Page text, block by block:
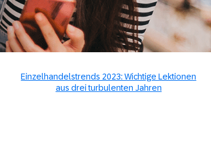
Einzelhandelstrends 2023: Wichtige Lektionen
aus drei turbulenten Jahren